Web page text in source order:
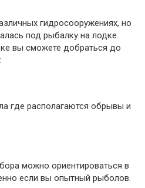
гидросооружениях, но
под рыбалку на лодке.
вы сможете добраться до
где располагаются обрывы и
можно ориентироваться в
если вы опытный рыболов.